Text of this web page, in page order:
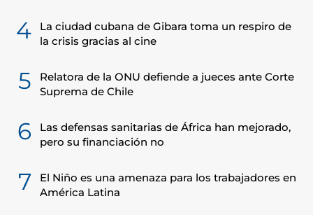
4
La ciudad cubana de Gibara toma un respiro de
la crisis gracias al cine
5
Relatora de la ONU defiende a jueces ante Corte
Suprema de Chile
6
Las defensas sanitarias de África han mejorado,
pero su financiación no
7
El Niño es una amenaza para los trabajadores en
América Latina